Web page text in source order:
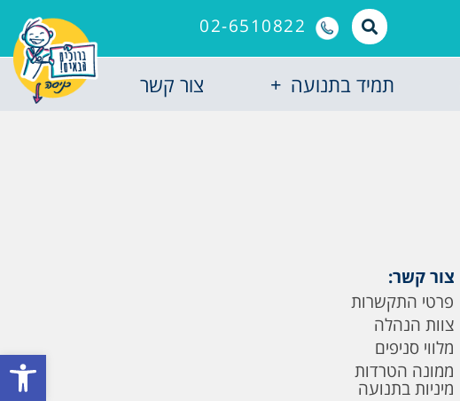
פתח
02-6510822
תמיד בתנועה צור קשר
צור קשר:
פרטי התקשרות
צוות הנהלה
מלווי סניפים
ממונה הטרדות
מיניות בתנועה